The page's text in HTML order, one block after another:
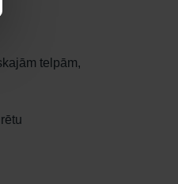
telpām,